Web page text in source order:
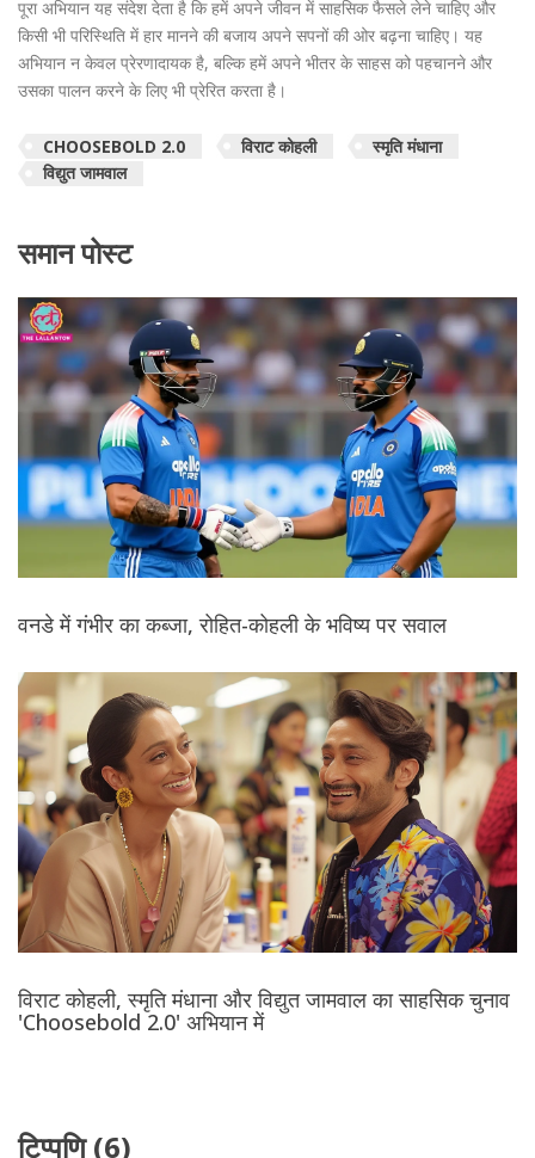
पूरा अभियान यह संदेश देता है कि हमें अपने जीवन में साहसिक फैसले लेने चाहिए और
किसी भी परिस्थिति में हार मानने की बजाय अपने सपनों की ओर बढ़ना चाहिए। यह
अभियान न केवल प्रेरणादायक है, बल्कि हमें अपने भीतर के साहस को पहचानने और
उसका पालन करने के लिए भी प्रेरित करता है।
CHOOSEBOLD 2.0 विराट कोहली
स्मृति मंधाना
विद्युत जामवाल
समान पोस्ट
वनडे में गंभीर का कब्जा, रोहित-कोहली के भविष्य पर सवाल
विराट कोहली, स्मृति मंधाना और विद्युत जामवाल का साहसिक चुनाव
'Choosebold 2.0' अभियान में
टिप्पणि (6)